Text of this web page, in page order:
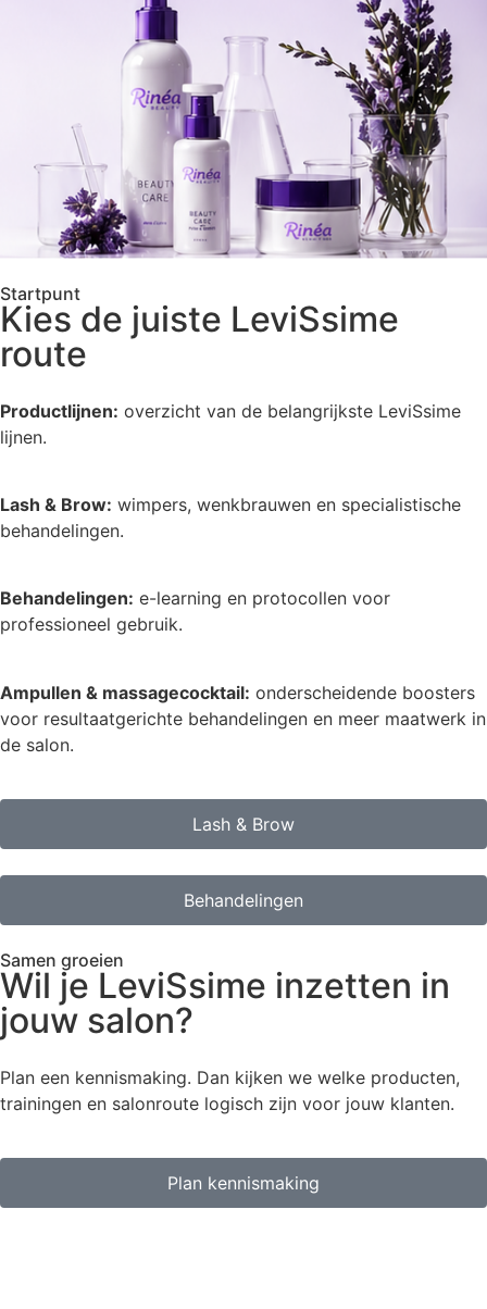
Startpunt
Kies de juiste LeviSsime
route
Productlijnen: overzicht van de belangrijkste LeviSsime
lijnen.
Lash & Brow: wimpers, wenkbrauwen en specialistische
behandelingen.
Behandelingen: e-learning en protocollen voor
professioneel gebruik.
Ampullen & massagecocktail: onderscheidende boosters
voor resultaatgerichte behandelingen en meer maatwerk in
de salon.
Lash & Brow
Behandelingen
Samen groeien
Wil je LeviSsime inzetten in
jouw salon?
Plan een kennismaking. Dan kijken we welke producten,
trainingen en salonroute logisch zijn voor jouw klanten.
Plan kennismaking